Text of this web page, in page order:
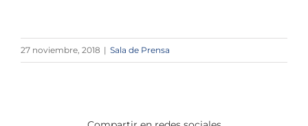
27 noviembre, 2018 | Sala de Prensa